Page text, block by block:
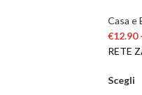
Casa e
€12.90
RETE
Scegli